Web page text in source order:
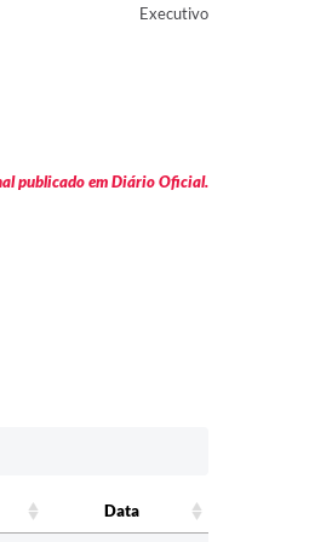
Executivo
publicado em Diário Oficial.
Data